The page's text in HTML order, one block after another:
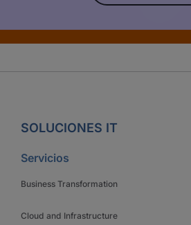
SOLUCIONES IT
Servicios
Business Transformation
Cloud and Infrastructure